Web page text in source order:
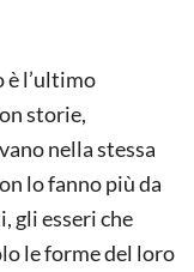
è l’ultimo
storie,
nella stessa
lo fanno più da
gli esseri che
le forme del loro